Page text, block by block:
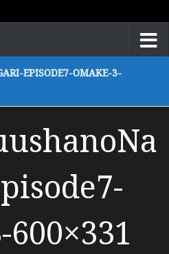
EPISODE7-OMAKE-3-